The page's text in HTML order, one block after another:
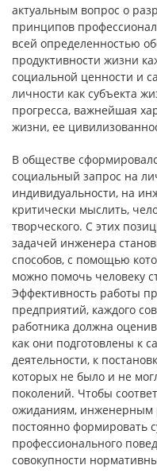
актуальным вопрос о
принципов
всей определенностью
продуктивности жизни
социальной ценности и
личности как субъекта
прогресса, важнейшая
жизни, ее
В обществе
социальный запрос на
индивидуальности, на
критически мыслить,
творческого. С этих
задачей инженера
способов, с помощью
можно помочь человеку
Эффективность работы
предприятий, каждого
работника должна
как они подготовлены к
деятельности, к
которых не было и не
поколений. Чтобы
ожиданиям, инженерным
постоянно формировать
профессионального
совокупности